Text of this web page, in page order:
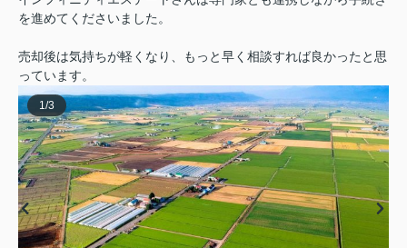
を進めてくださいました。
売却後は気持ちが軽くなり、もっと早く相談すれば良かったと思
っています。
1/3